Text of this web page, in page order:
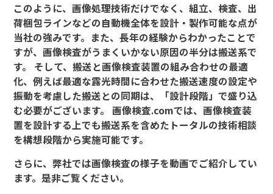
このように、画像処理技術だけでなく、組立、検査、出
荷梱包ラインなどの自動機全体を設計・製作可能な点が
当社の強みです。また、長年の経験からわかったことで
すが、画像検査がうまくいかない原因の半分は搬送系で
す。 そして、搬送と画像検査装置の組み合わせの最適
化、例えば最適な露光時間に合わせた搬送速度の設定や
振動を考慮した搬送との同期は、「設計段階」で盛り込
む必要がございます。 画像検査.comでは、画像検査装
置を設計する上でも搬送系を含めたトータルの技術相談
を構想段階から実施可能です。
さらに、弊社では画像検査の様子を動画でご紹介してい
ます。是非ご覧ください。